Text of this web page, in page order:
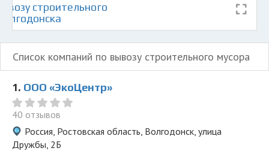
строительного
Список компаний по вывозу строительного мусора
1. ООО «ЭкоЦентр»
40 отзывов
Россия, Ростовская область, Волгодонск, улица
Дружбы, 2Б